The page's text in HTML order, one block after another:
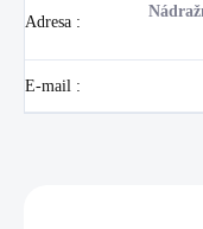
Adresa :
E-mail :